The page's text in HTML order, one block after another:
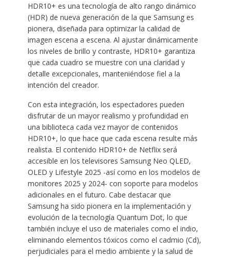
HDR10+ es una tecnología de alto rango dinámico
(HDR) de nueva generación de la que Samsung es
pionera, diseñada para optimizar la calidad de
imagen escena a escena. Al ajustar dinámicamente
los niveles de brillo y contraste, HDR10+ garantiza
que cada cuadro se muestre con una claridad y
detalle excepcionales, manteniéndose fiel a la
intención del creador.
Con esta integración, los espectadores pueden
disfrutar de un mayor realismo y profundidad en
una biblioteca cada vez mayor de contenidos
HDR10+, lo que hace que cada escena resulte más
realista. El contenido HDR10+ de Netflix será
accesible en los televisores Samsung Neo QLED,
OLED y Lifestyle 2025 -así como en los modelos de
monitores 2025 y 2024- con soporte para modelos
adicionales en el futuro. Cabe destacar que
Samsung ha sido pionera en la implementación y
evolución de la tecnología Quantum Dot, lo que
también incluye el uso de materiales como el indio,
eliminando elementos tóxicos como el cadmio (Cd),
perjudiciales para el medio ambiente y la salud de